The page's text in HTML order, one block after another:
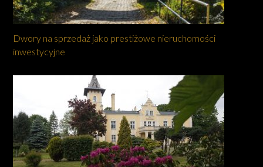
Dwory na sprzedaż jako prestiżowe nieruchomości
inwestycyjne